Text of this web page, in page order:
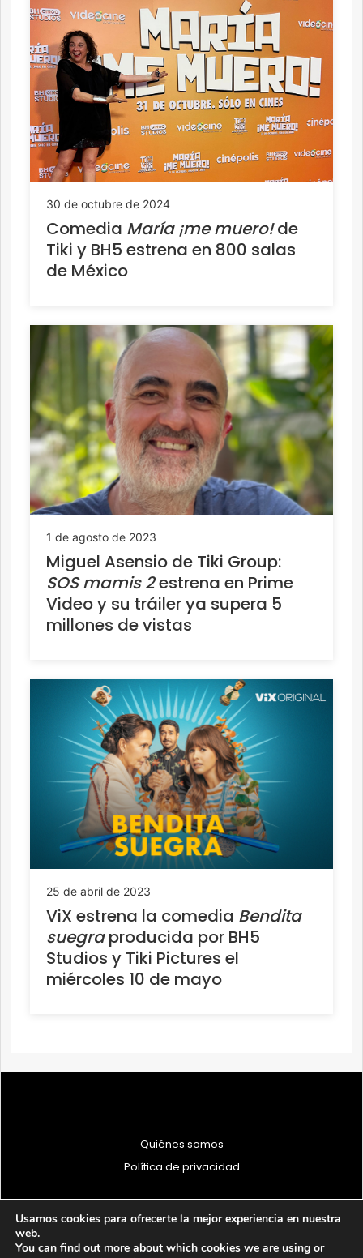
30 de octubre de 2024
Comedia María ¡me muero!de
Tiki y BH5 estrena en 800 salas
de México
1 de agosto de 2023
Miguel Asensio de Tiki Group:
SOS mamis 2estrena en Prime
Video y su tráiler ya supera 5
millones de vistas
25 de abril de 2023
ViX estrena la comedia Bendita
suegraproducida por BH5
Studios y Tiki Pictures el
miércoles 10 de mayo
Quiénes somos
Política de privacidad
Usamos cookies para ofrecerte la mejor experiencia en nuestra
web.
You can find out more about which cookies we are using or